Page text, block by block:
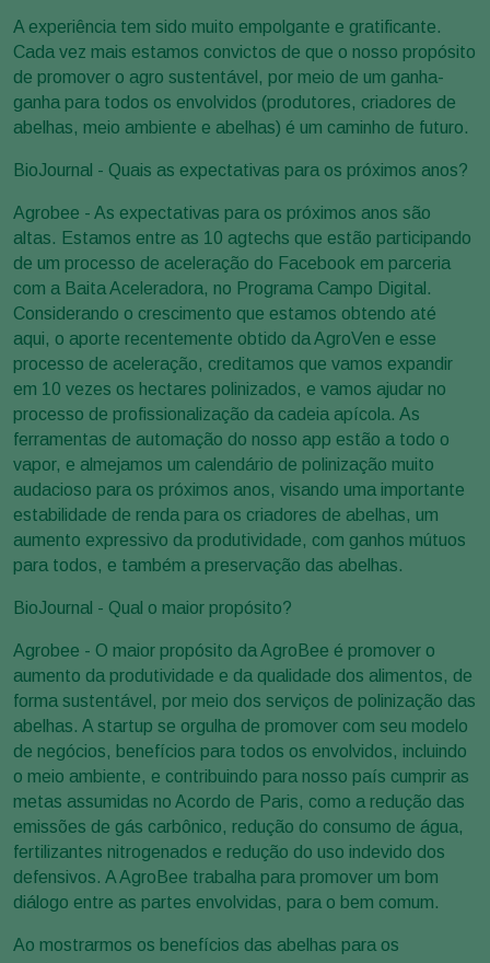
A experiência tem sido muito empolgante e gratificante.
Cada vez mais estamos convictos de que o nosso propósito
de promover o agro sustentável, por meio de um ganha-
ganha para todos os envolvidos (produtores, criadores de
abelhas, meio ambiente e abelhas) é um caminho de futuro.
BioJournal - Quais as expectativas para os próximos anos?
Agrobee - As expectativas para os próximos anos são
altas. Estamos entre as 10 agtechs que estão participando
de um processo de aceleração do Facebook em parceria
com a Baita Aceleradora, no Programa Campo Digital.
Considerando o crescimento que estamos obtendo até
aqui, o aporte recentemente obtido da AgroVen e esse
processo de aceleração, creditamos que vamos expandir
em 10 vezes os hectares polinizados, e vamos ajudar no
processo de profissionalização da cadeia apícola. As
ferramentas de automação do nosso app estão a todo o
vapor, e almejamos um calendário de polinização muito
audacioso para os próximos anos, visando uma importante
estabilidade de renda para os criadores de abelhas, um
aumento expressivo da produtividade, com ganhos mútuos
para todos, e também a preservação das abelhas.
BioJournal - Qual o maior propósito?
Agrobee - O maior propósito da AgroBee é promover o
aumento da produtividade e da qualidade dos alimentos, de
forma sustentável, por meio dos serviços de polinização das
abelhas. A startup se orgulha de promover com seu modelo
de negócios, benefícios para todos os envolvidos, incluindo
o meio ambiente, e contribuindo para nosso país cumprir as
metas assumidas no Acordo de Paris, como a redução das
emissões de gás carbônico, redução do consumo de água,
fertilizantes nitrogenados e redução do uso indevido dos
defensivos. A AgroBee trabalha para promover um bom
diálogo entre as partes envolvidas, para o bem comum.
Ao mostrarmos os benefícios das abelhas para os